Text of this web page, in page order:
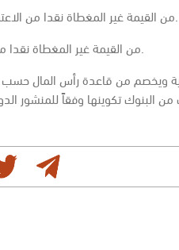
– 20% من القيمة غير المغطاة نقدا من الاعتمادات المستندية.
– 100% من القيمة غير المغطاة نقدا من خطابا الضمان.